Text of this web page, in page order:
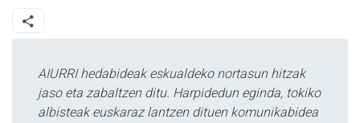
AIURRI hedabideak eskualdeko nortasun hitzak
jaso eta zabaltzen ditu. Harpidedun eginda, tokiko
albisteak euskaraz lantzen dituen komunikabidea